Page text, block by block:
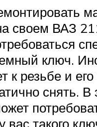
своем ВАЗ
ключ.
к резьбе и
снять. В
вас такого